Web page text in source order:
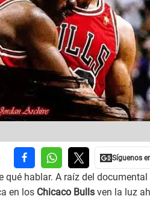
qué hablar. A raíz del documental
en los Chicaco Bulls ven la luz